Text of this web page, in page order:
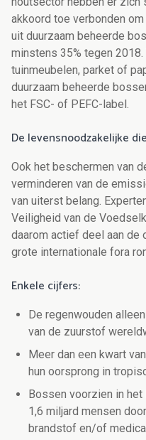
akkoord toe verbonden
uit duurzaam beheerde
minstens 35% tegen
tuinmeubelen, parket of
duurzaam beheerde
het FSC- of PEFC-label.
De levensnoodzakelijke
Ook het beschermen van
verminderen van de
van uiterst belang.
Veiligheid van de
daarom actief deel aan de
grote internationale fora
Enkele cijfers:
De regenwouden
van de zuurstof
Meer dan een kwart
hun oorsprong in
Bossen voorzien in
1,6 miljard mensen
brandstof en/of